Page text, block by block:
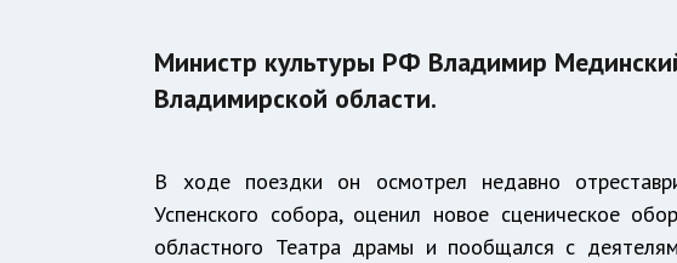
Министр культуры РФ Владимир
Владимирской области.
В ходе поездки он осмотрел недавно
Успенского собора, оценил новое сценическое
областного Театра драмы и пообщался с